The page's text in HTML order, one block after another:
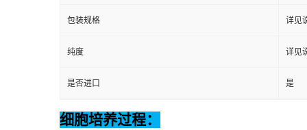
包装规格 详见
纯度 详见
是否进口 是
细胞培养过程：